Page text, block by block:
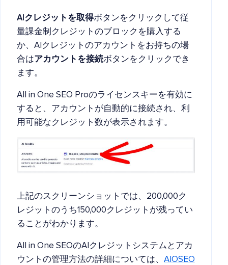
AIクレジットを取得ボタンをクリックして従
量課金制クレジットのブロックを購入する
か、AIクレジットのアカウントをお持ちの場
合はアカウントを接続ボタンをクリックでき
ます。
All in One SEO Proのライセンスキーを有効に
すると、アカウントが自動的に接続され、利
用可能なクレジット数が表示されます。
上記のスクリーンショットでは、200,000ク
レジットのうち150,000クレジットが残ってい
ることがわかります。
All in One SEOのAIクレジットシステムとアカ
ウントの管理方法の詳細については、 AIOSEO